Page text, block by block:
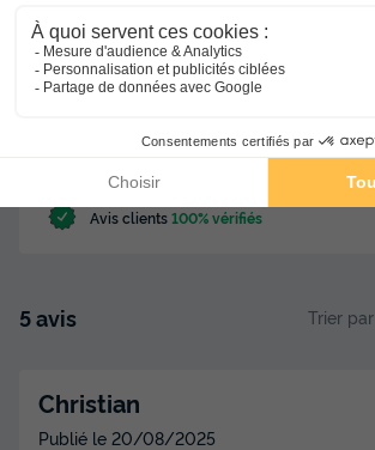
Propreté de l'hébergement
Qualité de l'animation
Avis clients100% vérifiés
5 avis Trier par
Christian
Publié le 20/08/2025